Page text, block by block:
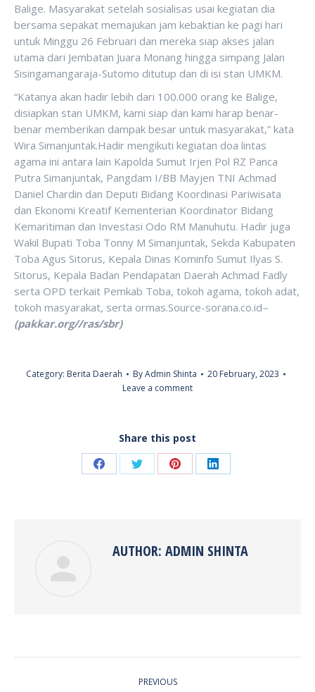
Balige. Masyarakat setelah sosialisas usai kegiatan dia
bersama sepakat memajukan jam kebaktian ke pagi hari
untuk Minggu 26 Februari dan mereka siap akses jalan
utama dari Jembatan Juara Monang hingga simpang Jalan
Sisingamangaraja-Sutomo ditutup dan di isi stan UMKM.
“Katanya akan hadir lebih dari 100.000 orang ke Balige,
disiapkan stan UMKM, kami siap dan kami harap benar-
benar memberikan dampak besar untuk masyarakat,” kata
Wira Simanjuntak.Hadir mengikuti kegiatan doa lintas
agama ini antara lain Kapolda Sumut Irjen Pol RZ Panca
Putra Simanjuntak, Pangdam I/BB Mayjen TNI Achmad
Daniel Chardin dan Deputi Bidang Koordinasi Pariwisata
dan Ekonomi Kreatif Kementerian Koordinator Bidang
Kemaritiman dan Investasi Odo RM Manuhutu. Hadir juga
Wakil Bupati Toba Tonny M Simanjuntak, Sekda Kabupaten
Toba Agus Sitorus, Kepala Dinas Kominfo Sumut Ilyas S.
Sitorus, Kepala Badan Pendapatan Daerah Achmad Fadly
serta OPD terkait Pemkab Toba, tokoh agama, tokoh adat,
tokoh masyarakat, serta ormas.Source-sorana.co.id–
(pakkar.org//ras/sbr)
Category: Berita Daerah ByAdmin Shinta
20 February, 2023
Leave a comment
Share this post
Share Share Share Share
AUTHOR: ADMIN SHINTA
PREVIOUS